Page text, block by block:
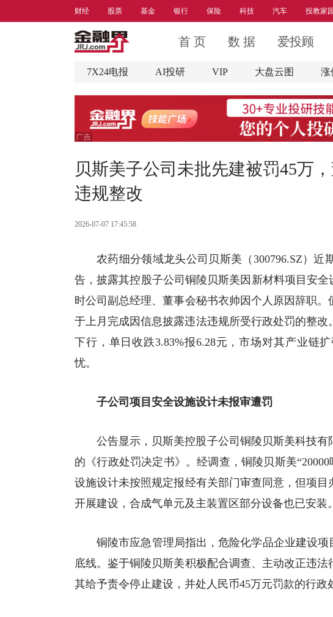
财经 股票 基金 银行 保险 科技 汽车 投教家园
首 页 数 据 爱投顾
7X24电报 AI投研 VIP 大盘云图 涨
贝斯美子公司未批先建被罚45万
违规整改
2026-07-07 17:45:58
农药细分领域龙头公司 贝斯美 （300796.SZ）
告，披露其控股子公司铜陵贝斯美因 新材料项目安全
时公司副总经理、董事会秘书衣帅因个人原因辞职
于上月完成因信息披露违法违规所受行政处罚的整
下行，单日收跌3.83%报6.28元，市场对其产业链
忧。
子公司项目安全设施设计未报审遭罚
公告显示，贝斯美控股子公司铜陵贝斯美科技
的《行政处罚决定书》。经调查，铜陵贝斯美
设施设计未按照规定报经有关部门审查同意，但项
开展建设，合成气单元及主装置区部分设备也已安装。
铜陵市应急管理局指出，危险化学品企业建设
底线。鉴于铜陵贝斯美积极配合调查、主动改正违
其给予责令停止建设，并处人民币45万元罚款的行政